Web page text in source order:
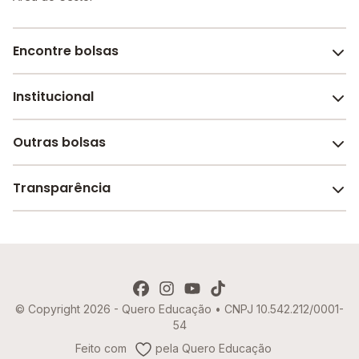
Encontre bolsas
Melhores escolas de São Paulo
Escolas por cidade e bairro
Institucional
Sobre o Melhor Escola
Revista Melhor Escola
Outras bolsas
Faculdades e universidades
Transparência
Política de Cookies
© Copyright 2026 - Quero Educação • CNPJ 10.542.212/0001-
54
Feito com
pela Quero Educação